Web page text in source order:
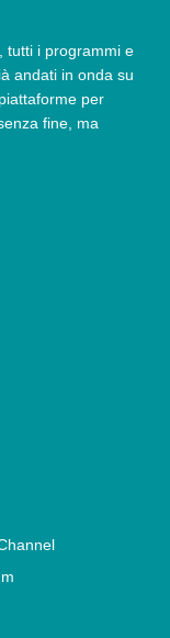
tutti i programmi e
andati in onda su
per
fine, ma